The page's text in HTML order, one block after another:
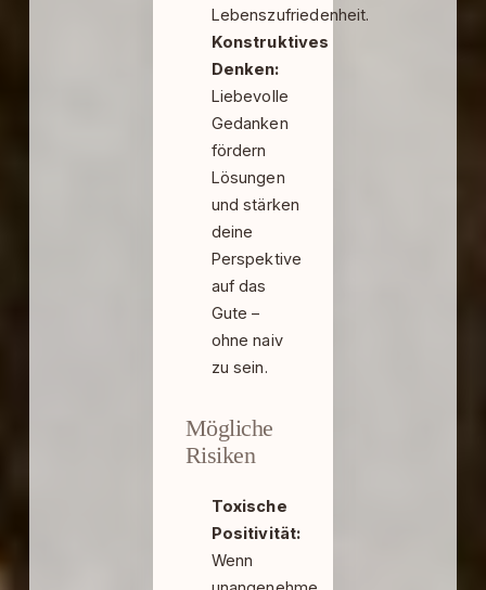
Lebenszufriedenheit.
Konstruktives
Denken:
Liebevolle
Gedanken
fördern
Lösungen
und stärken
deine
Perspektive
auf das
Gute –
ohne naiv
zu sein.
Mögliche
Risiken
Toxische
Positivität:
Wenn